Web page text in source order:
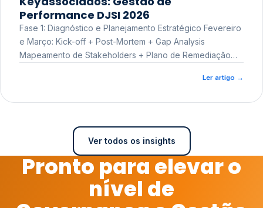
Performance DJSI 2026
Fase 1: Diagnóstico e Planejamento Estratégico Fevereiro
e Março: Kick-off + Post-Mortem + Gap Analysis
Mapeamento de Stakeholders + Plano de Remediação
Ler artigo →
Ver todos os insights
Pronto para elevar o
nível de